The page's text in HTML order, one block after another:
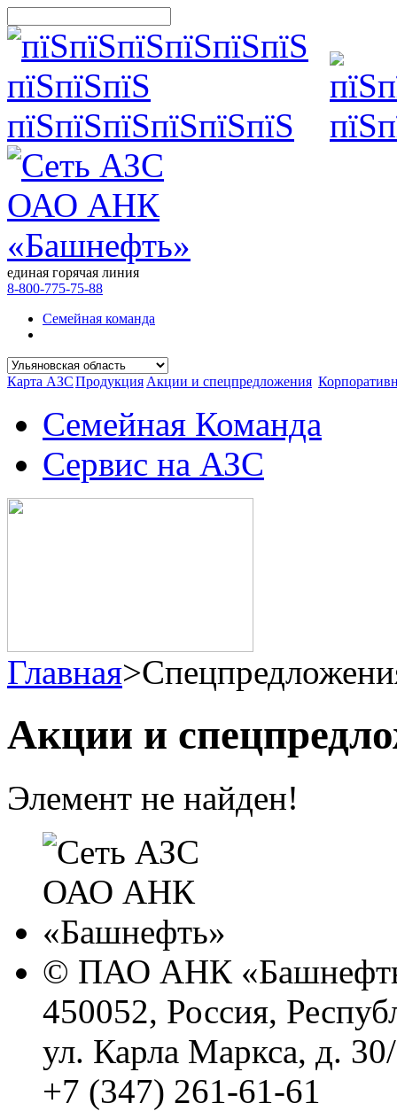
единая горячая линия
8-800-775-75-88
Семейная команда
Карта АЗСПродукция Акции и спецпредложения
Семейная Команда
Сервис на АЗС
Главная>
Акции и
Элемент не найден!
© ПАО АНК
450052, Россия,
ул. Карла Маркса, д.
+7 (347) 261-61-61